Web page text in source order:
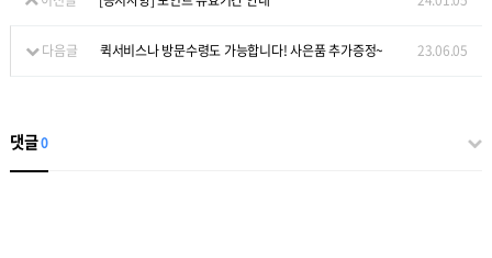
다음글 퀵서비스나 방문수령도 가능합니다! 사은품 추가증정~ 23.06.05
댓글0